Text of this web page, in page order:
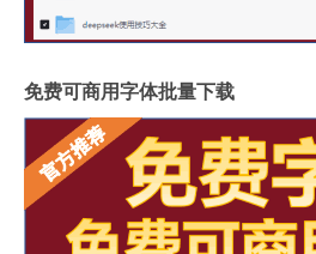
免费可商用字体批量下载